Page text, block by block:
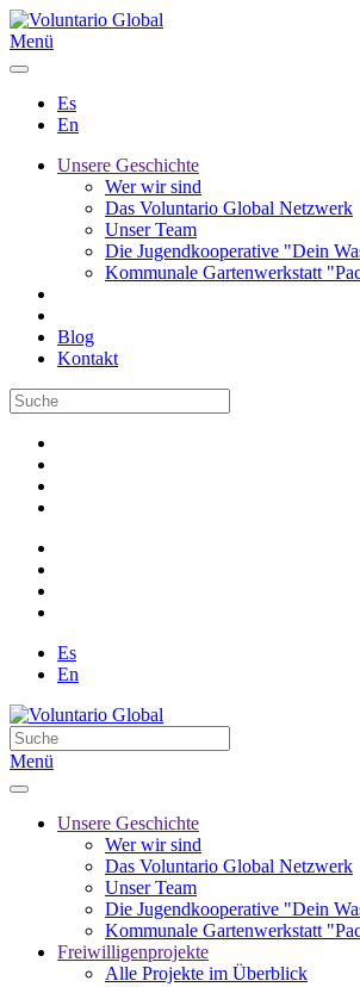
Menü
Es
En
Unsere Geschichte
Wer wir sind
Das Voluntario Global Netzwerk
Unser Team
Die Jugendkooperative "Dein
Kommunale Gartenwerkstatt
Blog
Kontakt
Es
En
Menü
Unsere Geschichte
Wer wir sind
Das Voluntario Global Netzwerk
Unser Team
Die Jugendkooperative "Dein
Kommunale Gartenwerkstatt
Freiwilligenprojekte
Alle Projekte im Überblick